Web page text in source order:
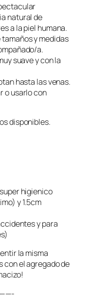
natural de
a la piel humana.
y medidas
a.
suave y con la
hasta las venas.
o usarlo con
disponibles.
higienico
y 1.5cm
y para
la misma
con el agregado de